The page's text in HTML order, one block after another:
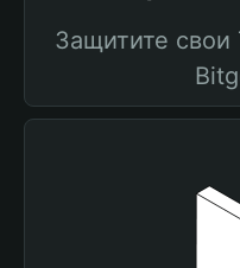
Защитите свои